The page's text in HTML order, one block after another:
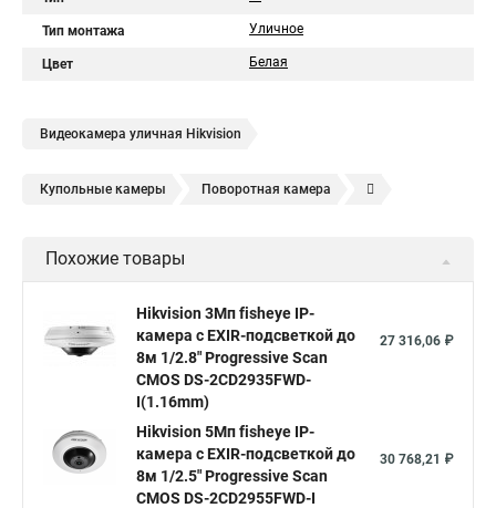
Тип монтажа Уличное
Цвет Белая
Видеокамера уличная Hikvision
Купольные камеры Поворотная камера
Камера видеонаблюдения hikvision
Hikvision купить Hikvision уличная ip камера
Hikvision poe
Hikvision 2 8 mm Hikvision camera Hikvision 2cd1148 i b
Видеонаблюдение Ip видеокамеры
Похожие товары
Hikvision 3Мп fisheye IP-
камера c EXIR-подсветкой до
8м 1/2.8" Progressive Scan
CMOS DS-2CD2935FWD-
I(1.16mm)
27 316,06 ₽
Hikvision 5Мп fisheye IP-
камера c EXIR-подсветкой до
8м 1/2.5" Progressive Scan
CMOS DS-2CD2955FWD-I
30 768,21 ₽